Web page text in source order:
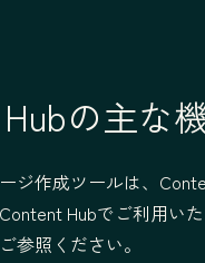
の主な
ジ作成ツールは、
Hubでご利用い
参照ください。